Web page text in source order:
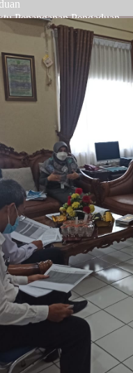
Penanganan Pengaduan
Keuangan)
Menjadi PNS
Pegawai (KARPEG)
dan Asuransi
Suami (KARSU) atau